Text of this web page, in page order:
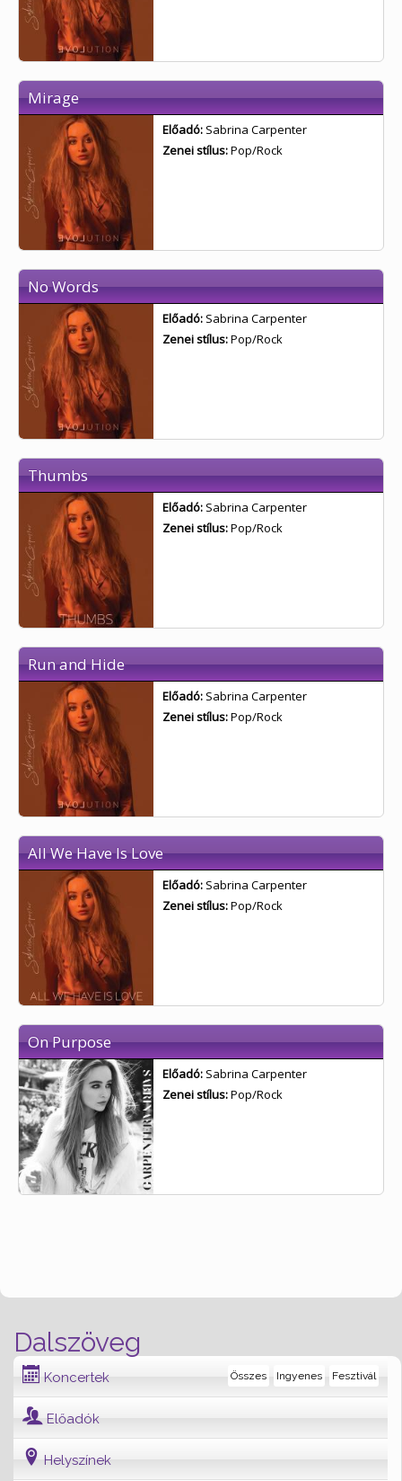
Dalszöveg
Koncertek Fesztivál
Ingyenes
Összes
Előadók
Helyszínek
Mirage
Előadó: Sabrina Carpenter
Zenei stílus:Pop/Rock
No Words
Előadó: Sabrina Carpenter
Zenei stílus:Pop/Rock
Thumbs
Előadó: Sabrina Carpenter
Zenei stílus:Pop/Rock
Run and Hide
Előadó: Sabrina Carpenter
Zenei stílus:Pop/Rock
All We Have Is Love
Előadó: Sabrina Carpenter
Zenei stílus:Pop/Rock
On Purpose
Előadó: Sabrina Carpenter
Zenei stílus:Pop/Rock